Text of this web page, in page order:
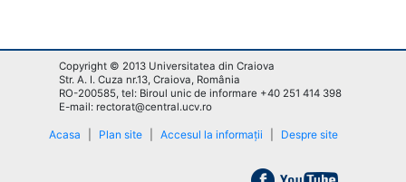
Copyright © 2013 Universitatea din Craiova
Str. A. I. Cuza nr.13, Craiova, România
RO-200585, tel: Biroul unic de informare +40 251 414 398
E-mail: rectorat@central.ucv.ro
Acasa Plan site Accesul la informații Despre site